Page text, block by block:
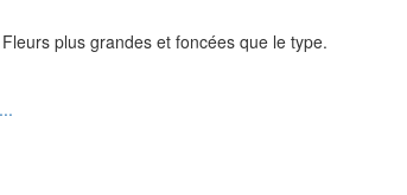
plus grandes et foncées que le type.